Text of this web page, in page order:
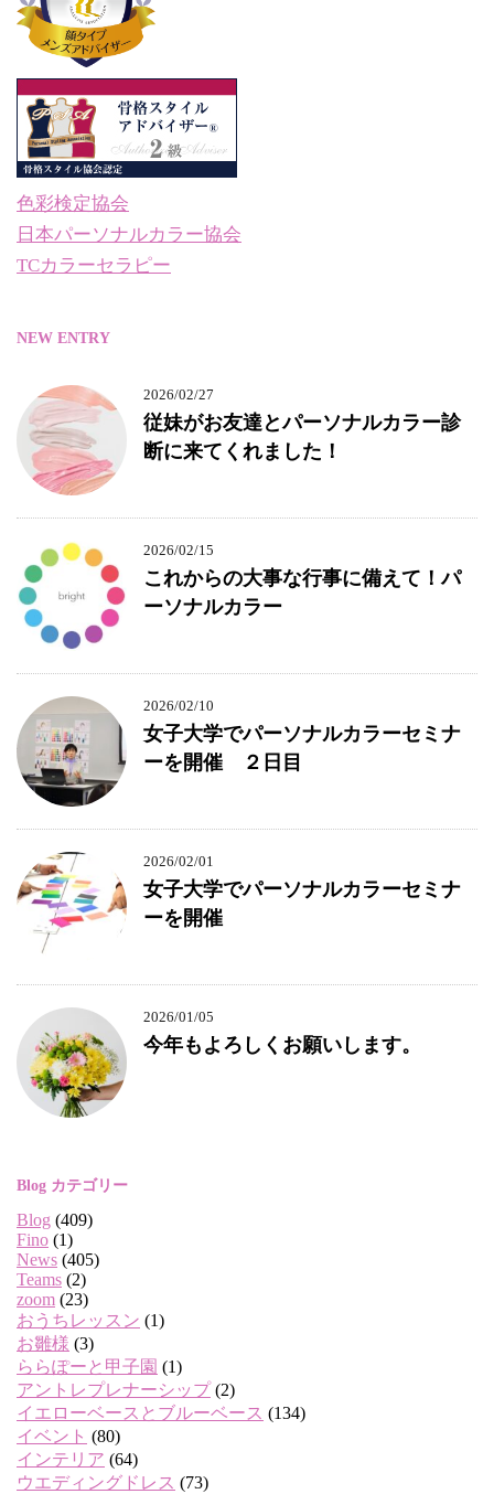
色彩検定協会
日本パーソナルカラー協会
TCカラーセラピー
NEW ENTRY
2026/02/27
従妹がお友達とパーソナルカラー診
断に来てくれました！
2026/02/15
これからの大事な行事に備えて！パ
ーソナルカラー
2026/02/10
女子大学でパーソナルカラーセミナ
ーを開催 ２日目
2026/02/01
女子大学でパーソナルカラーセミナ
ーを開催
2026/01/05
今年もよろしくお願いします。
Blog カテゴリー
Blog (409)
Fino (1)
News (405)
Teams (2)
zoom (23)
おうちレッスン (1)
お雛様 (3)
ららぽーと甲子園 (1)
アントレプレナーシップ (2)
イエローベースとブルーベース (134)
イベント (80)
インテリア (64)
ウエディングドレス (73)